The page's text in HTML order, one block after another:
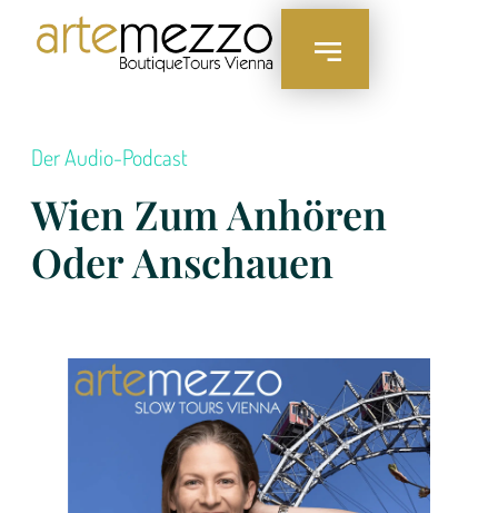
Der Audio-Podcast
Wien Zum Anhören
Oder Anschauen